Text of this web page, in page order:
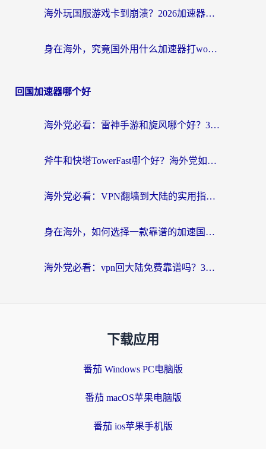
海外玩国服游戏卡到崩溃？2026加速器免费推荐+实用指南（亲测有效）
身在海外，究竟国外用什么加速器打wow好？
回国加速器哪个好
海外党必看：雷神手游和旋风哪个好？3分钟选对回国加速器，无缝刷国内剧玩游戏
斧牛和快塔TowerFast哪个好？海外党如何选对回国加速器
海外党必看：VPN翻墙到大陆的实用指南——从看CCTV5到选加速器，一篇全搞定
身在海外，如何选择一款靠谱的加速国内网络的加速器？
海外党必看：vpn回大陆免费靠谱吗？3步选对加速器实现无缝刷国内资源
下载应用
番茄 Windows PC电脑版
番茄 macOS苹果电脑版
番茄 ios苹果手机版